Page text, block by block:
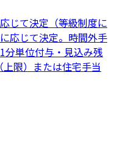
じて決定（等級制度に
応じて決定。時間外手
分単位付与・見込み残
限）または住宅手当